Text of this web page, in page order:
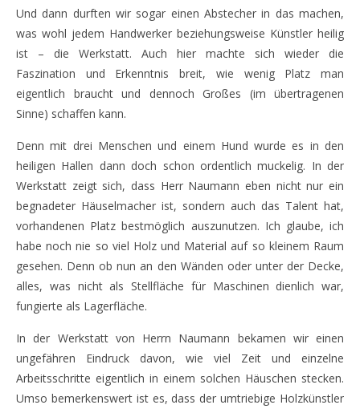
Und dann durften wir sogar einen Abstecher in das machen,
was wohl jedem Handwerker beziehungsweise Künstler heilig
ist – die Werkstatt. Auch hier machte sich wieder die
Faszination und Erkenntnis breit, wie wenig Platz man
eigentlich braucht und dennoch Großes (im übertragenen
Sinne) schaffen kann.
Denn mit drei Menschen und einem Hund wurde es in den
heiligen Hallen dann doch schon ordentlich muckelig. In der
Werkstatt zeigt sich, dass Herr Naumann eben nicht nur ein
begnadeter Häuselmacher ist, sondern auch das Talent hat,
vorhandenen Platz bestmöglich auszunutzen. Ich glaube, ich
habe noch nie so viel Holz und Material auf so kleinem Raum
gesehen. Denn ob nun an den Wänden oder unter der Decke,
alles, was nicht als Stellfläche für Maschinen dienlich war,
fungierte als Lagerfläche.
In der Werkstatt von Herrn Naumann bekamen wir einen
ungefähren Eindruck davon, wie viel Zeit und einzelne
Arbeitsschritte eigentlich in einem solchen Häuschen stecken.
Umso bemerkenswert ist es, dass der umtriebige Holzkünstler